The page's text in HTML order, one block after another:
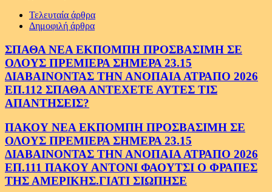
Τελευταία άρθρα
Δημοφιλή άρθρα
ΣΠΑΘΑ ΝΕΑ ΕΚΠΟΜΠΗ ΠΡΟΣΒΑΣΙΜΗ ΣΕ
ΟΛΟΥΣ ΠΡΕΜΙΕΡΑ ΣΗΜΕΡΑ 23.15
ΔΙΑΒΑΙΝΟΝΤΑΣ ΤΗΝ ΑΝΟΠΑΙΑ ΑΤΡΑΠΟ 2026
ΕΠ.112 ΣΠΑΘΑ ΑΝΤΕΧΕΤΕ ΑΥΤΕΣ ΤΙΣ
ΑΠΑΝΤΗΣΕΙΣ?
ΠΑΚΟΥ ΝΕΑ ΕΚΠΟΜΠΗ ΠΡΟΣΒΑΣΙΜΗ ΣΕ
ΟΛΟΥΣ ΠΡΕΜΙΕΡΑ ΣΗΜΕΡΑ 23.15
ΔΙΑΒΑΙΝΟΝΤΑΣ ΤΗΝ ΑΝΟΠΑΙΑ ΑΤΡΑΠΟ 2026
ΕΠ.111 ΠΑΚΟΥ ΑΝΤΟΝΙ ΦΑΟΥΤΣΙ Ο ΦΡΑΠΕΣ
ΤΗΣ ΑΜΕΡΙΚΗΣ.ΓΙΑΤΙ ΣΙΩΠΗΣΕ